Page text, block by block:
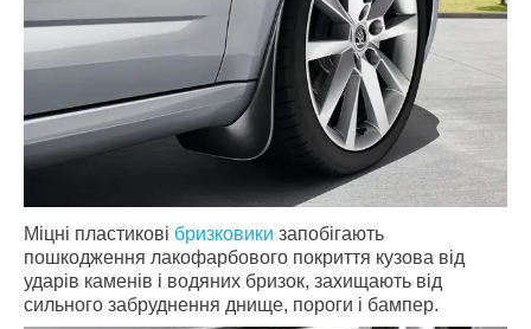
Міцні пластикові бризковики запобігають
пошкодження лакофарбового покриття кузова від
ударів каменів і водяних бризок, захищають від
сильного забруднення днище, пороги і бампер.